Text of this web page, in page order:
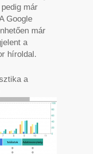
már
Google
már
a
híroldal.
a